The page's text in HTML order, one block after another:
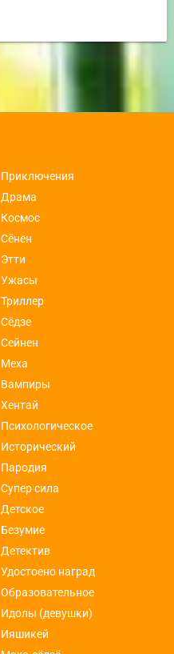
Приключения
Драма
Космос
Сёнен
Этти
Ужасы
Триллер
Сёдзе
Сейнен
Меха
Вампиры
Хентай
Психологическое
Исторический
Пародия
Супер сила
Детское
Безумие
Детектив
Удостоено наград
Образовательное
Идолы (девушки)
Ияшикей